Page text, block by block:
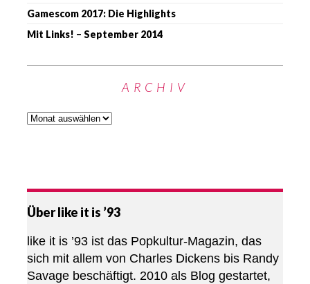
Gamescom 2017: Die Highlights
Mit Links! – September 2014
ARCHIV
Über like it is ’93
like it is ’93 ist das Popkultur-Magazin, das
sich mit allem von Charles Dickens bis Randy
Savage beschäftigt. 2010 als Blog gestartet,